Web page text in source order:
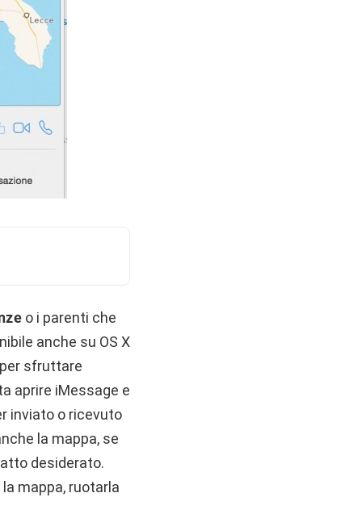
o i parenti che
anche su OS X
per sfruttare
aprire iMessage e
inviato o ricevuto
la mappa, se
desiderato.
mappa, ruotarla